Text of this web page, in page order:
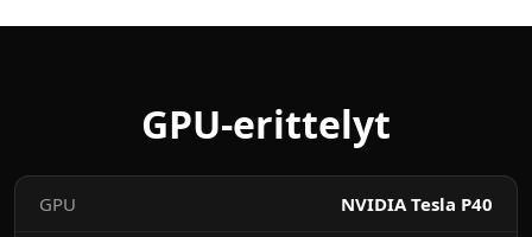
GPU-erittelyt
GPU NVIDIA Tesla P40